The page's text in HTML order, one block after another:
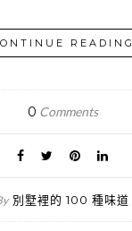
READING
0 Comments
別墅裡的 100 種味道